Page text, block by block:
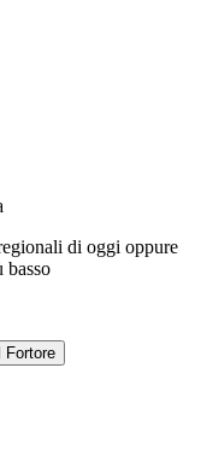
di oggi oppure
basso
Fortore